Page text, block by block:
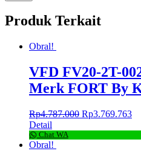
Produk Terkait
Obral!
VFD FV20-2T-
Merk FORT By
Rp4.787.000 Rp3.769.763
Detail
Chat WA
Obral!